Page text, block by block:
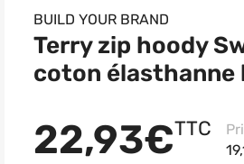
BUILD YOUR BRAND
Terry zip hoody
coton élasthanne
22,93€TTC